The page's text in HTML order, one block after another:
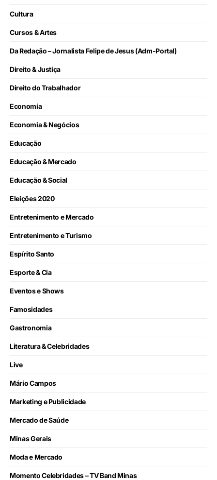
Cultura
Cursos & Artes
Da Redação – Jornalista Felipe de Jesus (Adm-Portal)
Direito & Justiça
Direito do Trabalhador
Economia
Economia & Negócios
Educação
Educação & Mercado
Educação & Social
Eleições 2020
Entretenimento e Mercado
Entretenimento e Turismo
Espírito Santo
Esporte & Cia
Eventos e Shows
Famosidades
Gastronomia
Literatura & Celebridades
Live
Mário Campos
Marketing e Publicidade
Mercado de Saúde
Minas Gerais
Moda e Mercado
Momento Celebridades – TV Band Minas